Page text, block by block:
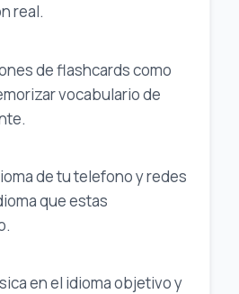
real.
de flashcards como
vocabulario de
de tu telefono y redes
que estas
en el idioma objetivo y